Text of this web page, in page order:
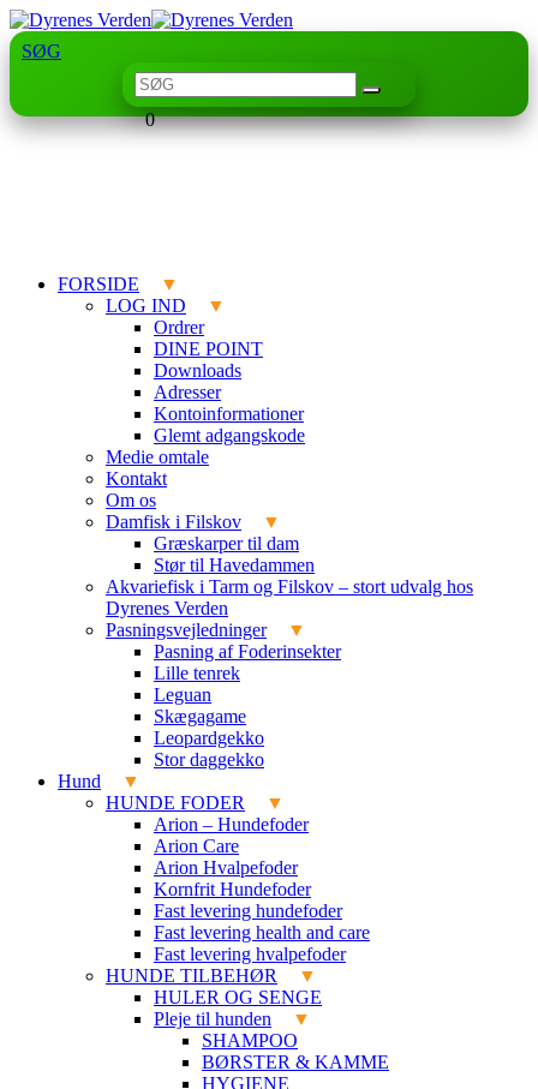
SØG
0
FORSIDE
LOG IND
Ordrer
DINE POINT
Downloads
Adresser
Kontoinformationer
Glemt adgangskode
Medie omtale
Kontakt
Om os
Damfisk i Filskov
Græskarper til dam
Stør til Havedammen
Akvariefisk i Tarm og Filskov – stort udvalg hos
Dyrenes Verden
Pasningsvejledninger
Pasning af Foderinsekter
Lille tenrek
Leguan
Skægagame
Leopardgekko
Stor daggekko
Hund
HUNDE FODER
Arion – Hundefoder
Arion Care
Arion Hvalpefoder
Kornfrit Hundefoder
Fast levering hundefoder
Fast levering health and care
Fast levering hvalpefoder
HUNDE TILBEHØR
HULER OG SENGE
Pleje til hunden
SHAMPOO
BØRSTER & KAMME
HYGIENE